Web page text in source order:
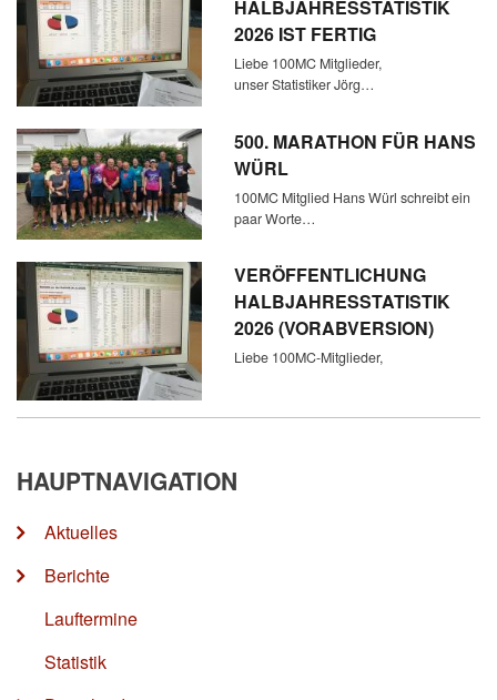
HALBJAHRESSTATISTIK
2026 IST FERTIG
Liebe 100MC Mitglieder,
unser Statistiker Jörg…
500. MARATHON FÜR HANS
WÜRL
100MC Mitglied Hans Würl schreibt ein
paar Worte…
VERÖFFENTLICHUNG
HALBJAHRESSTATISTIK
2026 (VORABVERSION)
Liebe 100MC-Mitglieder,
HAUPTNAVIGATION
Aktuelles
Berichte
Lauftermine
Statistik